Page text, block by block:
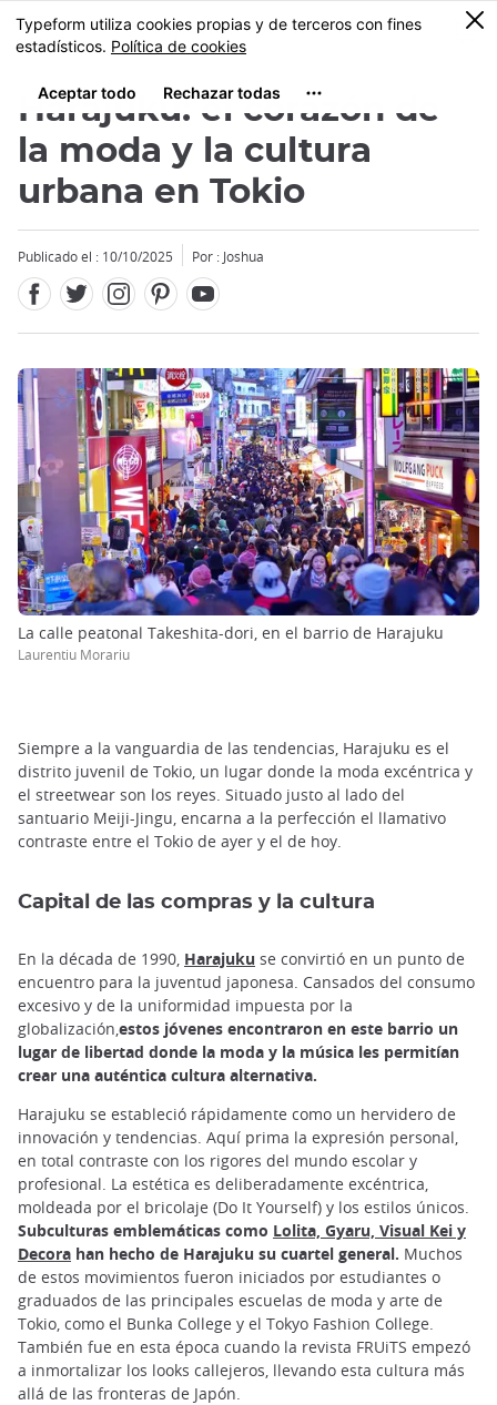
Tamaño
MENU
0
Harajuku: el corazón de
la moda y la cultura
urbana en Tokio
Publicado el : 10/10/2025 Por : Joshua
La calle peatonal Takeshita-dori, en el barrio de Harajuku
Laurentiu Morariu
Siempre a la vanguardia de las tendencias, Harajuku es el
distrito juvenil de Tokio, un lugar donde la moda excéntrica y
el streetwear son los reyes. Situado justo al lado del
santuario Meiji-Jingu, encarna a la perfección el llamativo
contraste entre el Tokio de ayer y el de hoy.
Capital de las compras y la cultura
En la década de 1990, Harajuku se convirtió en un punto de
encuentro para la juventud japonesa. Cansados del consumo
excesivo y de la uniformidad impuesta por la
globalización, estos jóvenes encontraron en este barrio un
lugar de libertad donde la moda y la música les permitían
crear una auténtica cultura alternativa.
Harajuku se estableció rápidamente como un hervidero de
innovación y tendencias. Aquí prima la expresión personal,
en total contraste con los rigores del mundo escolar y
profesional. La estética es deliberadamente excéntrica,
moldeada por el bricolaje (Do It Yourself) y los estilos únicos.
Subculturas emblemáticas como Lolita, Gyaru, Visual Kei y
Decora han hecho de Harajuku su cuartel general. Muchos
de estos movimientos fueron iniciados por estudiantes o
graduados de las principales escuelas de moda y arte de
Tokio, como el Bunka College y el Tokyo Fashion College.
También fue en esta época cuando la revista FRUiTS empezó
a inmortalizar los looks callejeros, llevando esta cultura más
allá de las fronteras de Japón.
Close
Close
Close